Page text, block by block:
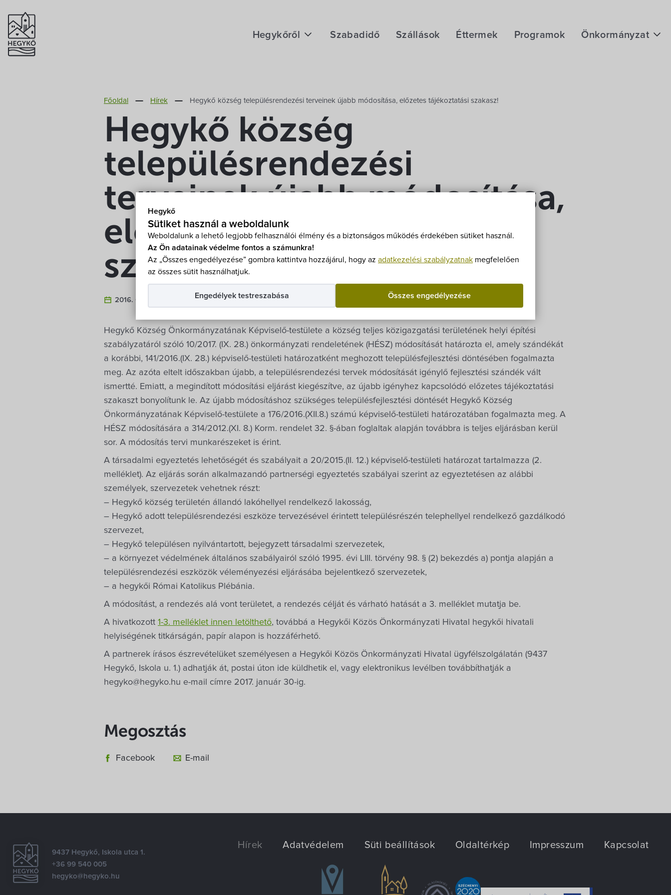
Hegykő
Sütiket használ a weboldalunk
Weboldalunk a lehető legjobb felhasználói élmény és a biztonságos működés érdekében sütiket használ.
Az Ön adatainak védelme fontos a számunkra!
Az „Összes engedélyezése” gombra kattintva hozzájárul, hogy az adatkezelési szabályzatnak megfelelően
az összes sütit használhatjuk.
Összes engedélyezése
Engedélyek testreszabása
Hegykőről
Földrajzi adottság
Éghajlat
Szabadidő Szállások Éttermek Programok Önkormányzat
Egyesületek, alapítványok
Főoldal Hírek Hegykő község településrendezési terveinek újabb módosítása, előzetes tájékoztatási szakasz!
Hegykő község
településrendezési
terveinek újabb módosítása,
előzetes tájékoztatási
szakasz!
2016. Október 5.
Hegykő Község Önkormányzatának Képviselő-testülete a község teljes közigazgatási területének helyi építési
szabályzatáról szóló 10/2017. (IX. 28.) önkormányzati rendeletének (HÉSZ) módosítását határozta el, amely szándékát
a korábbi, 141/2016.(IX. 28.) képviselő-testületi határozatként meghozott településfejlesztési döntésében fogalmazta
meg. Az azóta eltelt időszakban újabb, a településrendezési tervek módosítását igénylő fejlesztési szándék vált
ismertté. Emiatt, a megindított módosítási eljárást kiegészítve, az újabb igényhez kapcsolódó előzetes tájékoztatási
szakaszt bonyolítunk le. Az újabb módosításhoz szükséges településfejlesztési döntését Hegykő Község
Önkormányzatának Képviselő-testülete a 176/2016.(XII.8.) számú képviselő-testületi határozatában fogalmazta meg. A
HÉSZ módosítására a 314/2012.(XI. 8.) Korm. rendelet 32. §-ában foglaltak alapján továbbra is teljes eljárásban kerül
sor. A módosítás tervi munkarészeket is érint.
A társadalmi egyeztetés lehetőségét és szabályait a 20/2015.(II. 12.) képviselő-testületi határozat tartalmazza (2.
melléklet). Az eljárás során alkalmazandó partnerségi egyeztetés szabályai szerint az egyeztetésen az alábbi
személyek, szervezetek vehetnek részt:
– Hegykő község területén állandó lakóhellyel rendelkező lakosság,
– Hegykő adott településrendezési eszköze tervezésével érintett településrészén telephellyel rendelkező gazdálkodó
szervezet,
– Hegykő településen nyilvántartott, bejegyzett társadalmi szervezetek,
– a környezet védelmének általános szabályairól szóló 1995. évi LIII. törvény 98. § (2) bekezdés a) pontja alapján a
településrendezési eszközök véleményezési eljárásába bejelentkező szervezetek,
– a hegykői Római Katolikus Plébánia.
A módosítást, a rendezés alá vont területet, a rendezés célját és várható hatását a 3. melléklet mutatja be.
A hivatkozott 1-3. melléklet innen letölthető, továbbá a Hegykői Közös Önkormányzati Hivatal hegykői hivatali
helyiségének titkárságán, papír alapon is hozzáférhető.
A partnerek írásos észrevételüket személyesen a Hegykői Közös Önkormányzati Hivatal ügyfélszolgálatán (9437
Hegykő, Iskola u. 1.) adhatják át, postai úton ide küldhetik el, vagy elektronikus levélben továbbíthatják a
hegyko@hegyko.hu e-mail címre 2017. január 30-ig.
Megosztás
Facebook E-mail
9437 Hegykő, Iskola utca 1.
+36 99 540 005
hegyko@hegyko.hu
Hírek Adatvédelem Süti beállítások Oldaltérkép Impresszum Kapcsolat